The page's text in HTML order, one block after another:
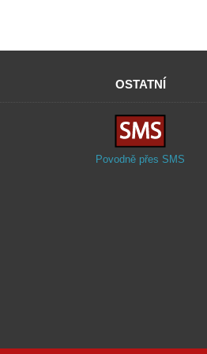
OSTATNÍ
Povodně přes SMS